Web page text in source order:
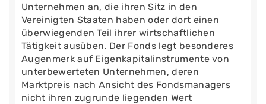
Unternehmen an, die ihren Sitz in den
Vereinigten Staaten haben oder dort einen
überwiegenden Teil ihrer wirtschaftlichen
Tätigkeit ausüben. Der Fonds legt besonderes
Augenmerk auf Eigenkapitalinstrumente von
unterbewerteten Unternehmen, deren
Marktpreis nach Ansicht des Fondsmanagers
nicht ihren zugrunde liegenden Wert